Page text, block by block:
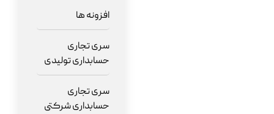
افزونه ها
سری تجاری
حسابداری تولیدی
سری تجاری
حسابداری شرکتی